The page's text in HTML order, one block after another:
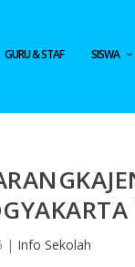
GURU & STAF SISWA
| Info Sekolah